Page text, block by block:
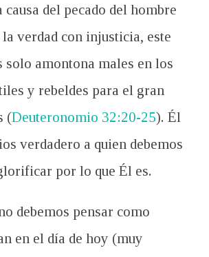
causa del pecado del hombre
verdad con injusticia, este
solo amontona males en los
y rebeldes para el gran
(Deuteronomio 32:20-25). Él
verdadero a quien debemos
por lo que Él es.
debemos pensar como
en el día de hoy (muy